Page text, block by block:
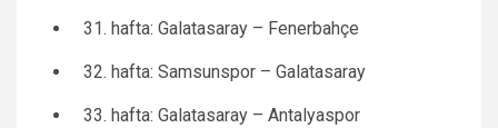
hafta: Galatasaray – Fenerbahçe
hafta: Samsunspor – Galatasaray
hafta: Galatasaray – Antalyaspor